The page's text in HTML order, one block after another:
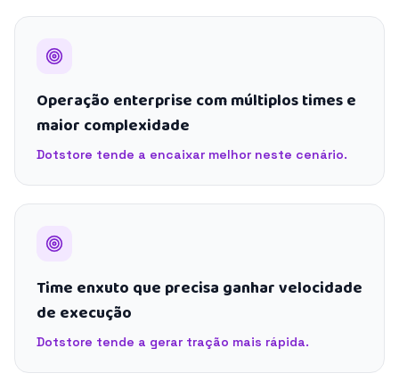
Operação enterprise com múltiplos times e
maior complexidade
Dotstore tende a encaixar melhor neste cenário.
Time enxuto que precisa ganhar velocidade
de execução
Dotstore tende a gerar tração mais rápida.